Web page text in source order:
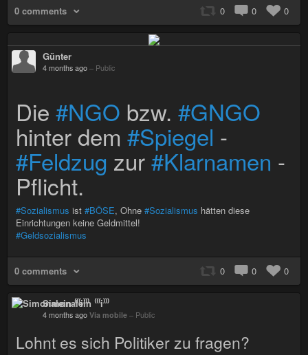
0 comments 0 0 0
Günter
4 months ago – Public
Die #NGO bzw. #GNGO
hinter dem #Spiegel -
#Feldzug zur#Klarnamen -
Pflicht.
#Sozialismus ist #BÖSE, Ohne #Sozialismus hätten diese
Einrichtungen keine Geldmittel!
#Geldsozialismus
0 comments 0 0 0
Simonalein ⁽⁽⁽i⁾⁾⁾
4 months ago Via mobile – Public
Lohnt es sich Politiker zu fragen?